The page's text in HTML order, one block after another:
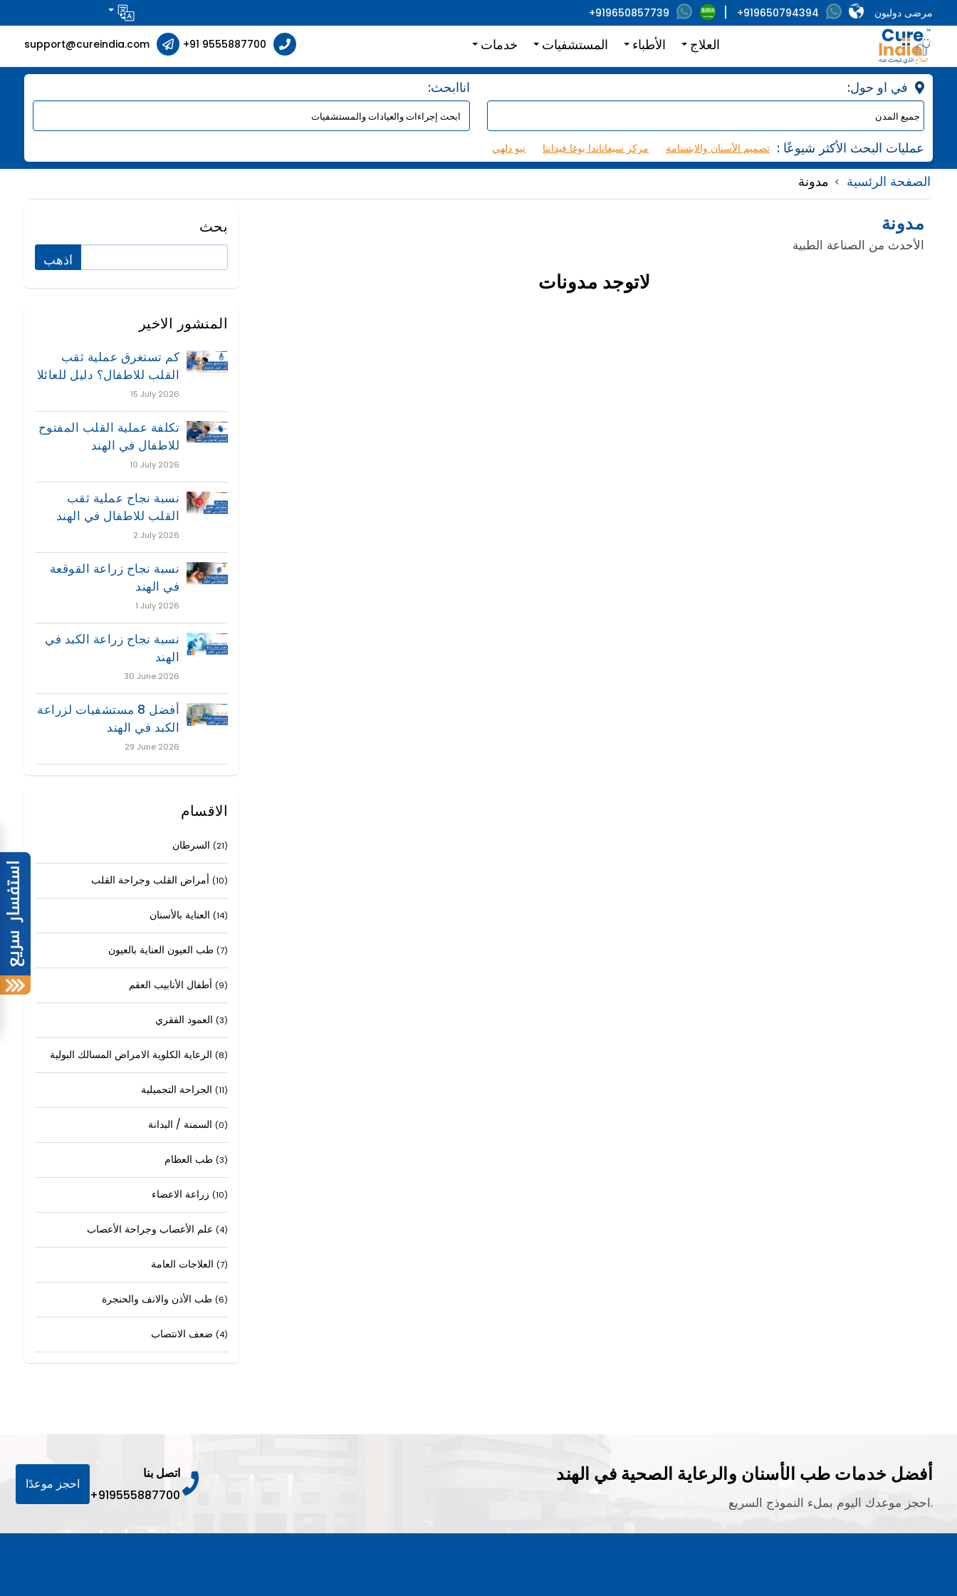
مرضى دوليون +919650794394
+919650857739
العلاج الأطباء المستشفيات خدمات support@cureindia.com +91 9555887700
:اناابحث
: عمليات البحث الأكثر شيوعًا نيو دلهي مركز سيفاناندا يوغا فيدانتا تصميم الأسنان والابتسامة
الصفحة الرئسية مدونة
مدونة
الأحدث من الصناعة الطبية
لاتوجد مدونات
بحث
المنشور الاخير
كم تستغرق عملية ثقب
القلب للاطفال؟ دليل للعائلا
15 July 2026
تكلفة عملية القلب المفتوح
للاطفال في الهند
10 July 2026
نسبة نجاح عملية ثقب
القلب للاطفال في الهند
2 July 2026
نسبة نجاح زراعة القوقعة
في الهند
1 July 2026
نسبة نجاح زراعة الكبد في
الهند
30 June 2026
أفضل 8 مستشفيات لزراعة
الكبد في الهند
29 June 2026
الاقسام
(21)
(10)
(14)
(7)
(9)
(3)
(8)
(11)
(0)
(3)
(10)
(4)
(7)
(6)
(4)
أفضل خدمات طب الأسنان والرعاية الصحية في الهند
احجز موعدك اليوم بملء النموذج السريع.
اتصل بنا
+919555887700
احجز موعدًا